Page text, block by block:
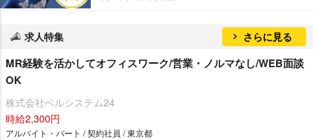
求人特集 さらに見る
MR経験を活かしてオフィスワーク/営業・ノルマなし/WEB面談
OK
株式会社ベルシステム24
時給2,300円
アルバイト・パート / 契約社員 / 東京都